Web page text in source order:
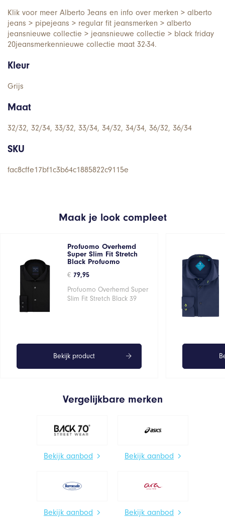
Klik voor meer Alberto Jeans en info over merken > alberto
jeans > pipejeans > regular fit jeansmerken > alberto
jeansnieuwe collectie > jeansnieuwe collectie > black friday
20jeansmerkennieuwe collectie maat 32-34.
Kleur
Grijs
Maat
32/32, 32/34, 33/32, 33/34, 34/32, 34/34, 36/32, 36/34
SKU
fac8cffe17bf1c3b64c1885822c9115e
Maak je look compleet
Profuomo Overhemd
Super Slim Fit Stretch
Black Profuomo
€ 79,95
Profuomo Overhemd Super
Slim Fit Stretch Black 39
Bekijk product
Vergelijkbare merken
Bekijk aanbod Bekijk aanbod
Bekijk aanbod Bekijk aanbod